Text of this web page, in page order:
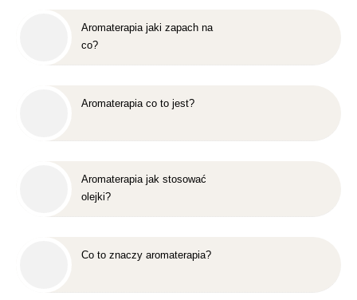
Aromaterapia jaki zapach na
co?
Aromaterapia co to jest?
Aromaterapia jak stosować
olejki?
Co to znaczy aromaterapia?